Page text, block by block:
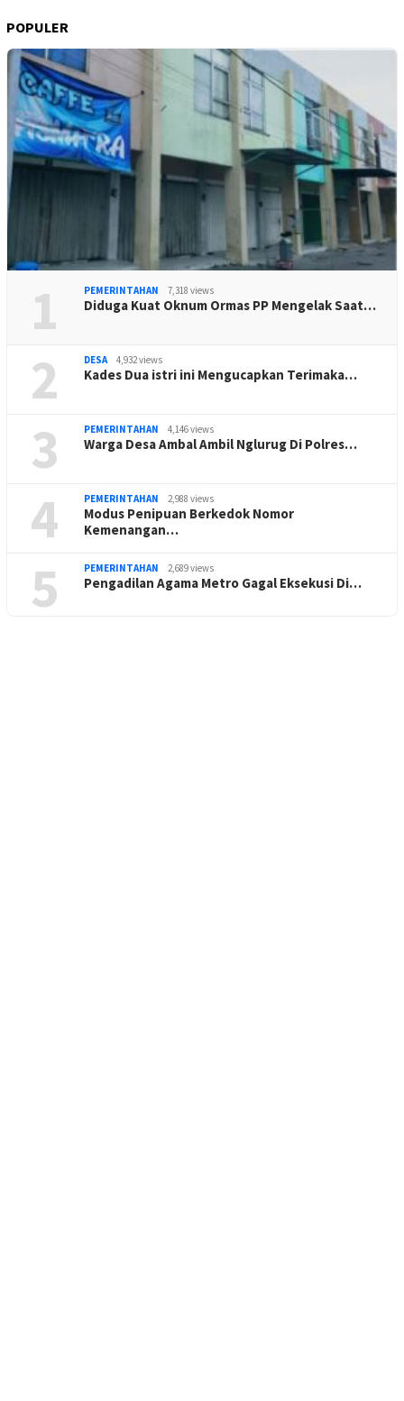
POPULER
1 PEMERINTAHAN 7,318 views
Diduga Kuat Oknum Ormas PP Mengelak Saat…
2 DESA 4,932 views
Kades Dua istri ini Mengucapkan Terimaka…
3 PEMERINTAHAN 4,146 views
Warga Desa Ambal Ambil Nglurug Di Polres…
4 PEMERINTAHAN 2,988 views
Modus Penipuan Berkedok Nomor
Kemenangan…
5 PEMERINTAHAN 2,689 views
Pengadilan Agama Metro Gagal Eksekusi Di…